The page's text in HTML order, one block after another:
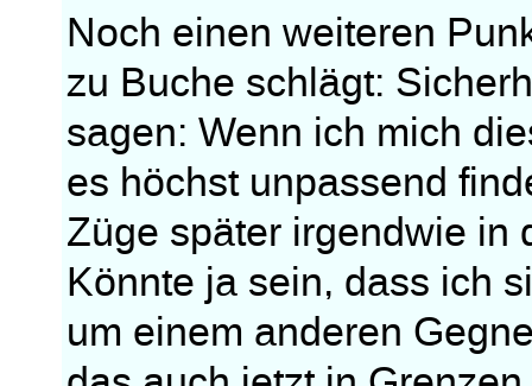
Noch einen weiteren
zu Buche schlägt:
sagen: Wenn ich mich
es höchst unpassend
Züge später irgendwie in
Könnte ja sein, dass ich
um einem anderen